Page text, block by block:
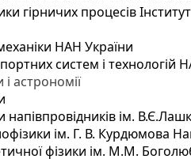
гірничих процесів
НАН України
систем і технологій
і астрономії
напівпровідників ім.
ім. Г. В. Курдюмова
фізики ім. М.М.